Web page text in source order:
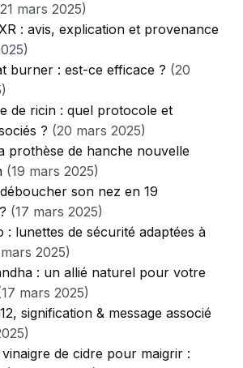
mars 2025)
: avis, explication et provenance
burner : est-ce efficace ? (20
de ricin : quel protocole et
? (20 mars 2025)
prothèse de hanche nouvelle
(19 mars 2025)
son nez en 19
(17 mars 2025)
: lunettes de sécurité adaptées à
2025)
: un allié naturel pour votre
mars 2025)
signification & message associé
de cidre pour maigrir :